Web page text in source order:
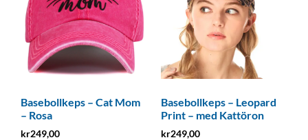
Basebollkeps – Cat Mom
– Rosa
kr249,00
Basebollkeps – Leopard
Print – med Kattöron
kr249,00